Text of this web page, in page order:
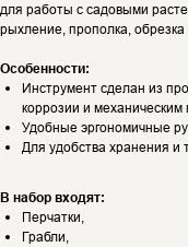
для работы с садовыми
рыхление, прополка, обрезка
Особенности:
Инструмент сделан из
коррозии и
Удобные эргономичные
Для удобства хранения и
В набор входят:
Перчатки,
Грабли,